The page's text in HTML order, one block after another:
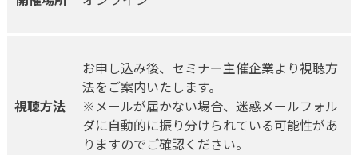
視聴方法
お申し込み後、セミナー主催企業より視聴方
法をご案内いたします。
※メールが届かない場合、迷惑メールフォル
ダに自動的に振り分けられている可能性があ
りますのでご確認ください。